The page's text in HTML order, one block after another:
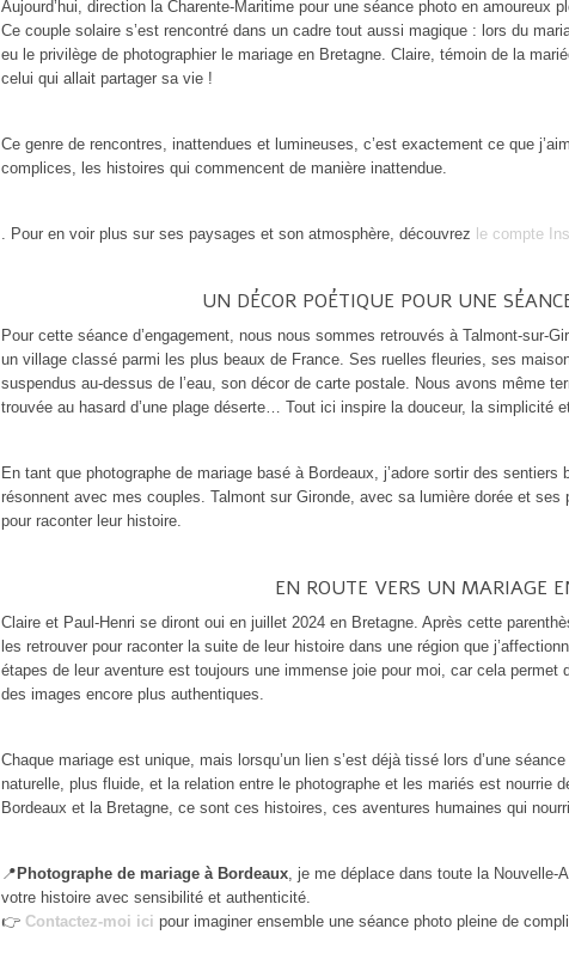
Aujourd’hui, direction la Charente-Maritime pour une séance photo en amoureux
Ce couple solaire s’est rencontré dans un cadre tout aussi magique : lors du
eu le privilège de photographier le mariage en Bretagne. Claire, témoin de la
celui qui allait partager sa vie !
Ce genre de rencontres, inattendues et lumineuses, c’est exactement ce que
complices, les histoires qui commencent de manière inattendue.
. Pour en voir plus sur ses paysages et son atmosphère, découvrez le compte
UN DÉCOR POÉTIQUE POUR UNE
Pour cette séance d’engagement, nous nous sommes retrouvés à Talmont-sur-
un village classé parmi les plus beaux de France. Ses ruelles fleuries, ses
suspendus au-dessus de l’eau, son décor de carte postale. Nous avons même
trouvée au hasard d’une plage déserte… Tout ici inspire la douceur, la simplicité
En tant que photographe de mariage basé à Bordeaux, j’adore sortir des
résonnent avec mes couples. Talmont sur Gironde, avec sa lumière dorée et
pour raconter leur histoire.
EN ROUTE VERS UN MARIAGE
Claire et Paul-Henri se diront oui en juillet 2024 en Bretagne. Après cette
les retrouver pour raconter la suite de leur histoire dans une région que
étapes de leur aventure est toujours une immense joie pour moi, car cela
des images encore plus authentiques.
Chaque mariage est unique, mais lorsqu’un lien s’est déjà tissé lors d’une
naturelle, plus fluide, et la relation entre le photographe et les mariés est nourrie
Bordeaux et la Bretagne, ce sont ces histoires, ces aventures humaines qui
📍 Photographe de mariage à Bordeaux, je me déplace dans toute la Nouvelle-
votre histoire avec sensibilité et authenticité.
👉 Contactez-moi ici pour imaginer ensemble une séance photo pleine de